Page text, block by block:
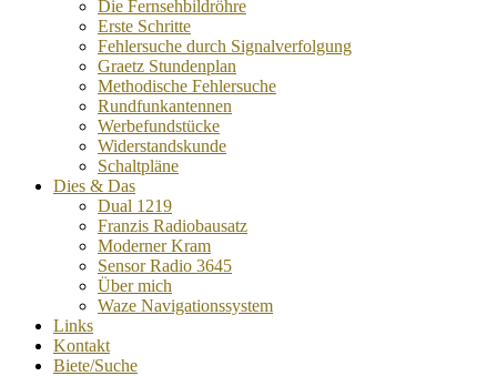
Die Fernsehbildröhre
Erste Schritte
Fehlersuche durch Signalverfolgung
Graetz Stundenplan
Methodische Fehlersuche
Rundfunkantennen
Werbefundstücke
Widerstandskunde
Schaltpläne
Dies & Das
Dual 1219
Franzis Radiobausatz
Moderner Kram
Sensor Radio 3645
Über mich
Waze Navigationssystem
Links
Kontakt
Biete/Suche